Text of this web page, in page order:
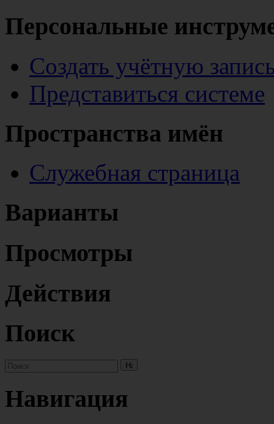
Персональные
Создать учётную
Представиться системе
Пространства имён
Служебная страница
Варианты
Просмотры
Действия
Поиск
Навигация